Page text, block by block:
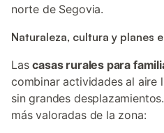
norte de Segovia.
Naturaleza, cultura y planes
Lascasas rurales para
combinar actividades al aire
sin grandes
más valoradas de la zona: